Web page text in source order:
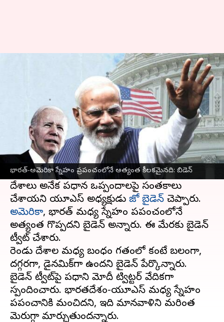
భారత్-అమెరికా స్నేహం ప్రపంచంలోనే అత్యంత కీలకమైనది: బిడెన్
భారత్-అమెరికా స్నేహం ప్రపంచంలోనే
అత్యంత కీలకమైనది: బైడెన్
Jun 26, 2023 11:39 am
ఈ వార్తాకథనం ఏంటి
ప్రధానమంత్రినరేంద్ర మోదీఅమెరికా పర్యటన
నేపథ్యంలో తమ వ్యూహాత్మక సాంకేతిక
భాగస్వామ్యాన్ని మరింత పెంపొందించేందుకు రెండు
దేశాలు అనేక ప్రధాన ఒప్పందాలపై సంతకాలు
చేశాయని యూఎస్ అధ్యక్షుడు జో బైడెన్
అమెరికా, భారత్ మధ్య స్నేహం ప్రపంచంలోనే
అత్యంత గొప్పదని బైడెన్ అన్నారు. ఈ మేరకు బైడెన్
ట్వీట్ చేశారు.
రెండు దేశాల మధ్య బంధం గతంలో కంటే బలంగా,
దగ్గరగా, డైనమిక్‌గా ఉందని బైడెన్ పేర్కొన్నారు.
బైడెన్ ట్వీట్‌పై ప్రధాని మోదీ ట్విట్టర్ వేదికగా
స్పందించారు. భారతదేశం-యూఎస్ మధ్య స్నేహం
ప్రపంచానికి మంచిదని, ఇది మానవాళిని మరింత